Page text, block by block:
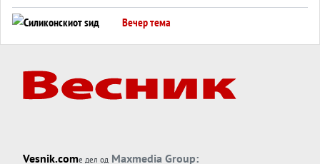
американска копнена инвазија
Вечер тема
Вечер тема
Трамп тврди дека повторно „разговара“
Вечер тема
Vesnik.comе дел од Maxmedia Group: